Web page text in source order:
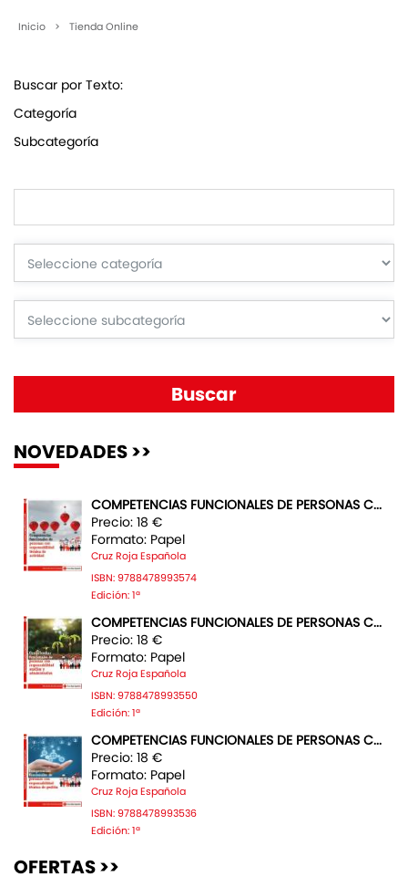
Inicio > Tienda Online
Buscar por Texto:
Categoría
Subcategoría
NOVEDADES >>
COMPETENCIAS FUNCIONALES DE PERSONAS C...
Precio: 18 €
Formato: Papel
Cruz Roja Española
ISBN: 9788478993574
Edición: 1ª
COMPETENCIAS FUNCIONALES DE PERSONAS C...
Precio: 18 €
Formato: Papel
Cruz Roja Española
ISBN: 9788478993550
Edición: 1ª
COMPETENCIAS FUNCIONALES DE PERSONAS C...
Precio: 18 €
Formato: Papel
Cruz Roja Española
ISBN: 9788478993536
Edición: 1ª
OFERTAS >>